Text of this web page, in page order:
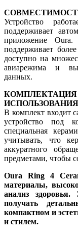
Устройство
поддерживает
приложение
поддерживает
доступно на
авиарежима и
данных.
ИСПОЛЬЗОВАНИЯ
В комплект входит
устройство под
специальная
учитывать, что
аккуратного
предметами, чтобы
Oura Ring 4
материалы,
анализ
получать
компактном и
и стилем.